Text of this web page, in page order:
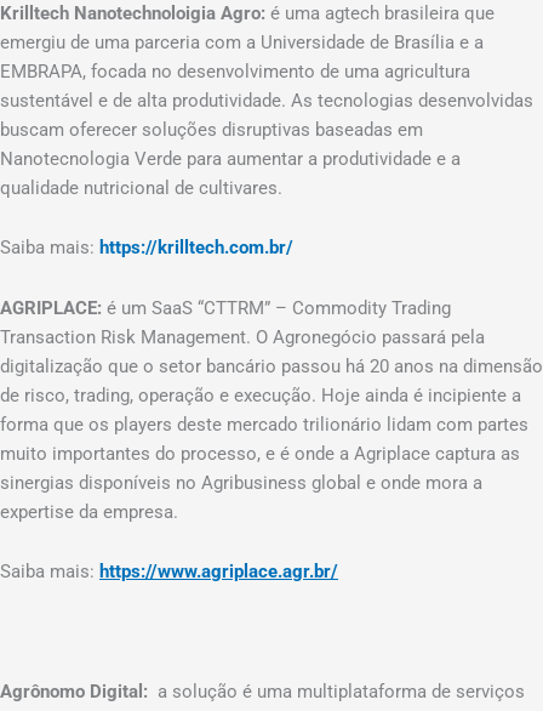
Krilltech Nanotechnoloigia Agro: é uma agtech brasileira que
emergiu de uma parceria com a Universidade de Brasília e a
EMBRAPA, focada no desenvolvimento de uma agricultura
sustentável e de alta produtividade. As tecnologias desenvolvidas
buscam oferecer soluções disruptivas baseadas em
Nanotecnologia Verde para aumentar a produtividade e a
qualidade nutricional de cultivares.
Saiba mais: https://krilltech.com.br/
AGRIPLACE: é um SaaS “CTTRM” – Commodity Trading
Transaction Risk Management. O Agronegócio passará pela
digitalização que o setor bancário passou há 20 anos na dimensão
de risco, trading, operação e execução. Hoje ainda é incipiente a
forma que os players deste mercado trilionário lidam com partes
muito importantes do processo, e é onde a Agriplace captura as
sinergias disponíveis no Agribusiness global e onde mora a
expertise da empresa.
Saiba mais: https://www.agriplace.agr.br/
Agrônomo Digital: a solução é uma multiplataforma de serviços